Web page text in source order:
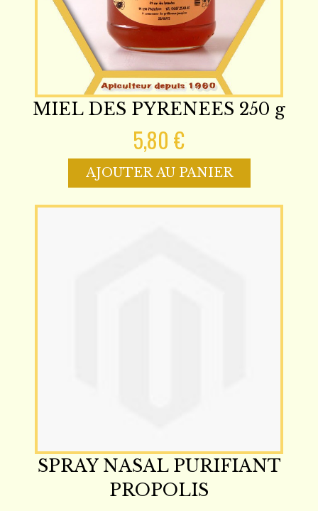
MIEL DES PYRENEES 250 g
5,80 €
AJOUTER AU PANIER
SPRAY NASAL PURIFIANT
PROPOLIS